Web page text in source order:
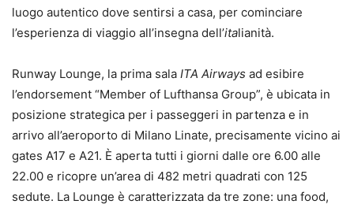
luogo autentico dove sentirsi a casa, per cominciare
l’esperienza di viaggio all’insegna dell’italianità.
Runway Lounge, la prima sala ITA Airways ad esibire
l’endorsement “Member of Lufthansa Group”, è ubicata in
posizione strategica per i passeggeri in partenza e in
arrivo all’aeroporto di Milano Linate, precisamente vicino ai
gates A17 e A21. È aperta tutti i giorni dalle ore 6.00 alle
22.00 e ricopre un’area di 482 metri quadrati con 125
sedute. La Lounge è caratterizzata da tre zone: una food,